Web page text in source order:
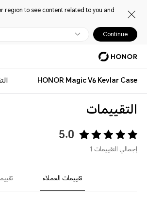
region to see content related to you and
Continue
HONOR Magic V6 Kevlar Case
التقييمات
5.0
إجمالي التقييمات 1
تقييمات العملاء